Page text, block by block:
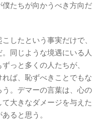
たちが向かうべき方向だ
したという事実だけで、
同じような境遇にいる人
っと多くの人たちが、
れば、恥ずべきことでもな
。デマーの言葉は、心の
大きなダメージを与えた
ると思う。